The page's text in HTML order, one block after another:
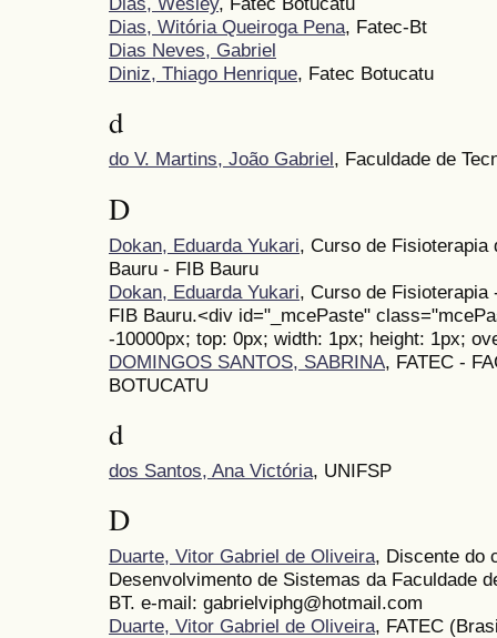
Dias, Witória Queiroga Pena, Fatec-Bt
Dias Neves, Gabriel
Diniz, Thiago Henrique, Fatec Botucatu
d
do V. Martins, João Gabriel, Faculdade de
D
Dokan, Eduarda Yukari, Curso de Fisioterapia
Bauru - FIB Bauru
Dokan, Eduarda Yukari, Curso de Fisioterapia
FIB Bauru.<div id="_mcePaste"
-10000px; top: 0px; width: 1px; height: 1px;
DOMINGOS SANTOS, SABRINA, FATEC -
BOTUCATU
d
dos Santos, Ana Victória, UNIFSP
D
Duarte, Vitor Gabriel de Oliveira, Discente do
Desenvolvimento de Sistemas da Faculdade
BT. e-mail: gabrielviphg@hotmail.com
Duarte, Vitor Gabriel de Oliveira, FATEC